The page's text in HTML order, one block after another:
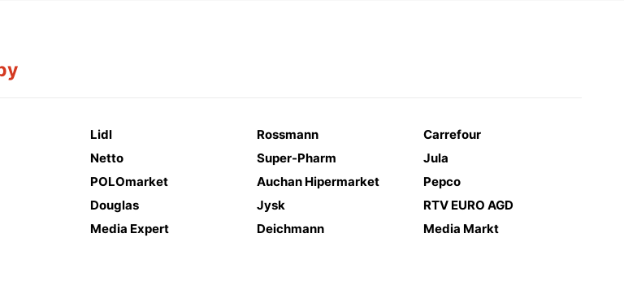
Lidl Rossmann
Carrefour
Netto Super-Pharm
Jula
POLOmarket Auchan Hipermarket
Pepco
Douglas Jysk
RTV EURO AGD
Media Expert Deichmann Media Markt